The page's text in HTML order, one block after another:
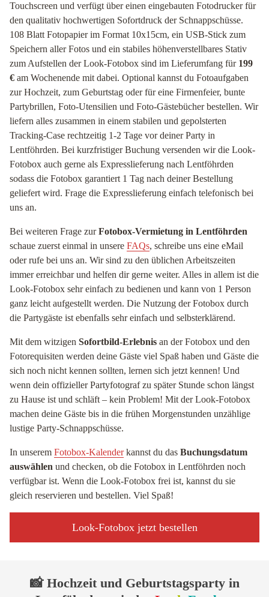
Touchscreen und verfügt über einen eingebauten Fotodrucker für
den qualitativ hochwertigen Sofortdruck der Schnappschüsse.
108 Blatt Fotopapier im Format 10x15cm, ein USB-Stick zum
Speichern aller Fotos und ein stabiles höhenverstellbares Stativ
zum Aufstellen der Look-Fotobox sind im Lieferumfang für 199
€ am Wochenende mit dabei. Optional kannst du Fotoaufgaben
zur Hochzeit, zum Geburtstag oder für eine Firmenfeier, bunte
Partybrillen, Foto-Utensilien und Foto-Gästebücher bestellen. Wir
liefern alles zusammen in einem stabilen und gepolsterten
Tracking-Case rechtzeitig 1-2 Tage vor deiner Party in
Lentföhrden. Bei kurzfristiger Buchung versenden wir die Look-
Fotobox auch gerne als Expresslieferung nach Lentföhrden
sodass die Fotobox garantiert 1 Tag nach deiner Bestellung
geliefert wird. Frage die Expresslieferung einfach telefonisch bei
uns an.
Bei weiteren Frage zurFotobox-Vermietung in Lentföhrden
schaue zuerst einmal in unsere FAQs, schreibe uns eine eMail
oder rufe bei uns an. Wir sind zu den üblichen Arbeitszeiten
immer erreichbar und helfen dir gerne weiter. Alles in allem ist die
Look-Fotobox sehr einfach zu bedienen und kann von 1 Person
ganz leicht aufgestellt werden. Die Nutzung der Fotobox durch
die Partygäste ist ebenfalls sehr einfach und selbsterklärend.
Mit dem witzigen Sofortbild-Erlebnis an der Fotobox und den
Fotorequisiten werden deine Gäste viel Spaß haben und Gäste die
sich noch nicht kennen sollten, lernen sich jetzt kennen! Und
wenn dein offizieller Partyfotograf zu später Stunde schon längst
zu Hause ist und schläft – kein Problem! Mit der Look-Fotobox
machen deine Gäste bis in die frühen Morgenstunden unzählige
lustige Party-Schnappschüsse.
In unserem Fotobox-Kalenderkannst du das Buchungsdatum
auswählen und checken, ob die Fotobox in Lentföhrden noch
verfügbar ist. Wenn die Look-Fotobox frei ist, kannst du sie
gleich reservieren und bestellen. Viel Spaß!
Look-Fotobox jetzt bestellen
📸 Hochzeit und Geburtstagsparty in